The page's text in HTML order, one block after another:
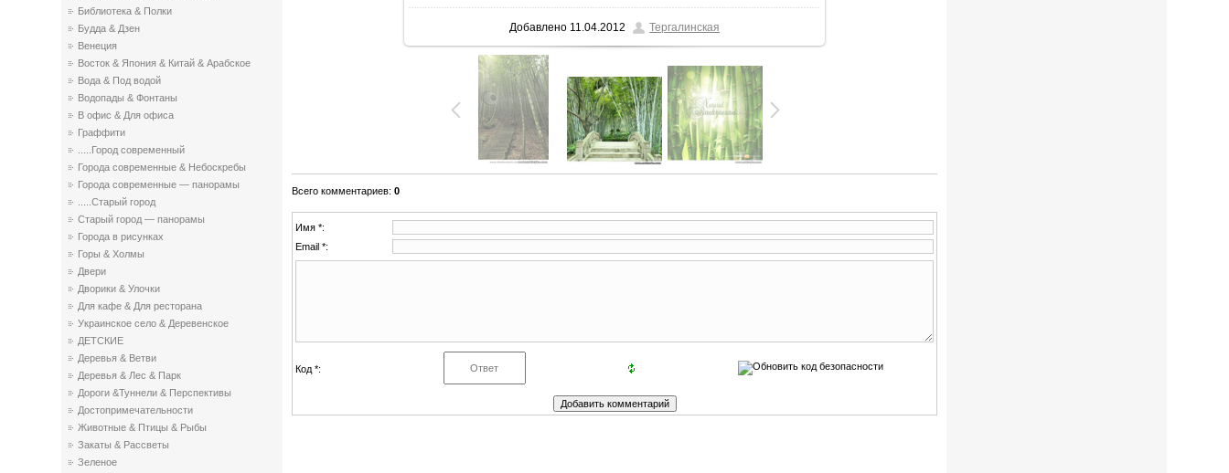
Библиотека & Полки
Будда & Дзен
Венеция
Восток & Япония & Китай & Арабское
Вода & Под водой
Водопады & Фонтаны
В офис & Для офиса
Граффити
.....Город современный
Города современные & Небоскребы
Города современные — панорамы
.....Старый город
Старый город — панорамы
Города в рисунках
Горы & Холмы
Двери
Дворики & Улочки
Для кафе & Для ресторана
Украинское село & Деревенское
ДЕТСКИЕ
Деревья & Ветви
Деревья & Лес & Парк
Дороги &Туннели & Перспективы
Достопримечательности
Животные & Птицы & Рыбы
Закаты & Рассветы
Зеленое
Добавлено 11.04.2012 Тергалинская
Всего комментариев:0
Имя *:
Email *:
Код *: